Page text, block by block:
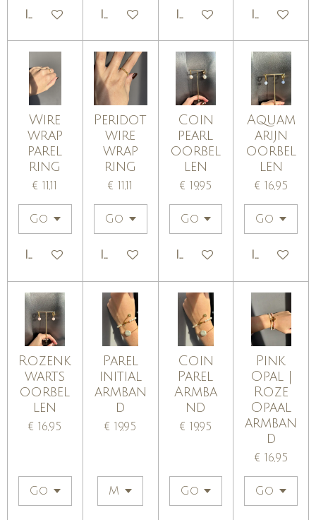
IN WINKELWAGENIN WINKELWAGENIN WINKELWAGEN
IN
Wire
wrap
parel
ring
€ 11,11
IN WINKELWAGEN
Peridot
wire
wrap
ring
€ 11,11
IN WINKELWAGEN
Coin
pearl
oorbel
len
€ 19,95
IN WINKELWAGEN
Aquam
arijn
oorbel
len
€ 16,95
IN
Rozenk
warts
oorbel
len
€ 16,95
Parel
initial
armban
d
€ 19,95
Coin
Parel
Armba
nd
€ 19,95
Pink
Opal |
Roze
Opaal
armban
d
€ 16,95